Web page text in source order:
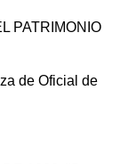
PATRIMONIO
de Oficial de